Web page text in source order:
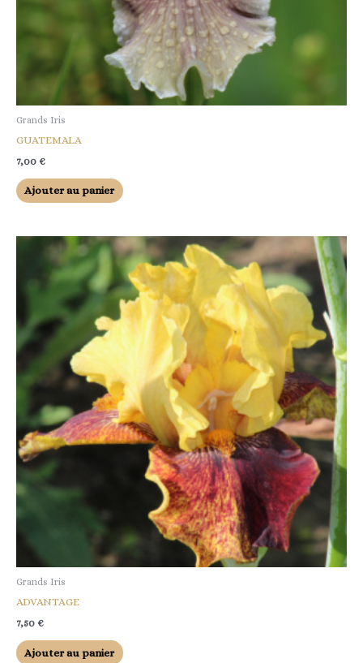
Grands Iris
GUATEMALA
7,00 €
Ajouter au panier
Grands Iris
ADVANTAGE
7,50 €
Ajouter au panier